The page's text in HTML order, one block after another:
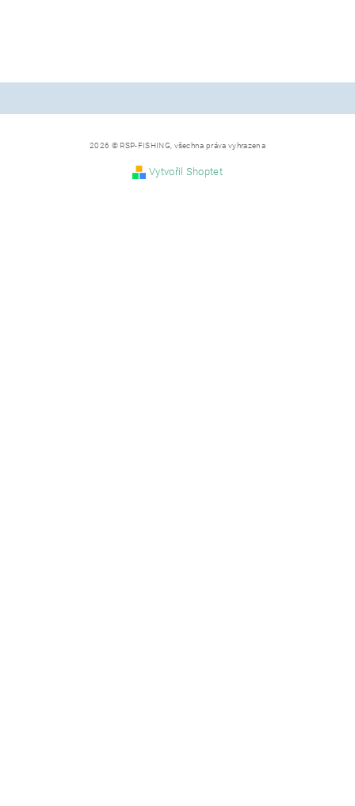
2026 © RSP-FISHING, všechna práva vyhrazena
Vytvořil Shoptet